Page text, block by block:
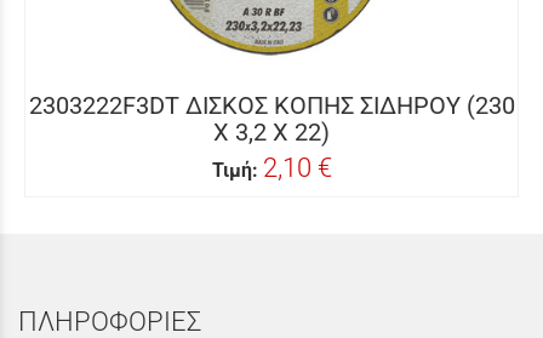
2303222F3DT ΔΙΣΚΟΣ ΚΟΠΗΣ ΣΙΔΗΡΟΥ (230
Χ 3,2 Χ 22)
Τιμή: 2,10 €
ΠΛΗΡΟΦΟΡΙΕΣ